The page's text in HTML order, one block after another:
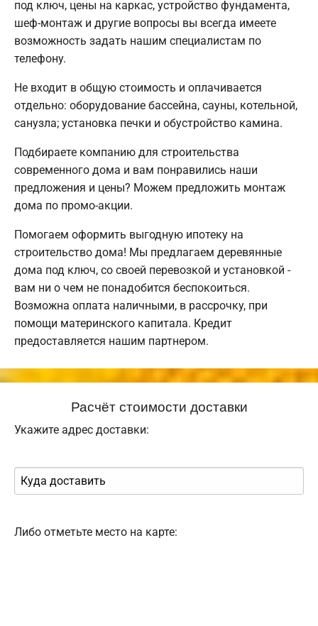
под ключ, цены на каркас, устройство фундамента,
шеф-монтаж и другие вопросы вы всегда имеете
возможность задать нашим специалистам по
телефону.
Не входит в общую стоимость и оплачивается
отдельно: оборудование бассейна, сауны, котельной,
санузла; установка печки и обустройство камина.
Подбираете компанию для строительства
современного дома и вам понравились наши
предложения и цены? Можем предложить монтаж
дома по промо-акции.
Помогаем оформить выгодную ипотеку на
строительство дома! Мы предлагаем деревянные
дома под ключ, со своей перевозкой и установкой -
вам ни о чем не понадобится беспокоиться.
Возможна оплата наличными, в рассрочку, при
помощи материнского капитала. Кредит
предоставляется нашим партнером.
Расчёт стоимости доставки
Укажите адрес доставки:
Либо отметьте место на карте: